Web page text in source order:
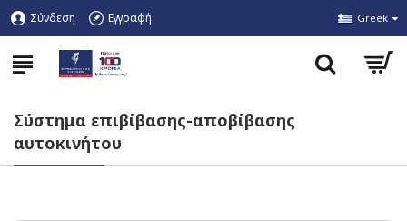
Σύνδεση Εγγραφή Greek
Σύστημα επιβίβασης-αποβίβασης
αυτοκινήτου